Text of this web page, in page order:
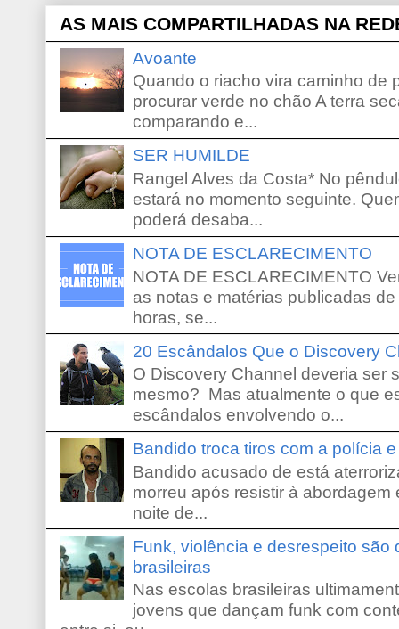
AS MAIS COMPARTILHADAS NA
Avoante
Quando o riacho vira caminho de
procurar verde no chão A terra
comparando e...
SER HUMILDE
Rangel Alves da Costa* No
estará no momento seguinte.
poderá desaba...
NOTA DE ESCLARECIMENTO
NOTA DE ESCLARECIMENTO
as notas e matérias publicadas
horas, se...
20 Escândalos Que o Discovery
O Discovery Channel deveria ser
mesmo? Mas atualmente o que
escândalos envolvendo o...
Bandido troca tiros com a polícia
Bandido acusado de está
morreu após resistir à
noite de...
Funk, violência e desrespeito são
brasileiras
Nas escolas brasileiras
jovens que dançam funk com